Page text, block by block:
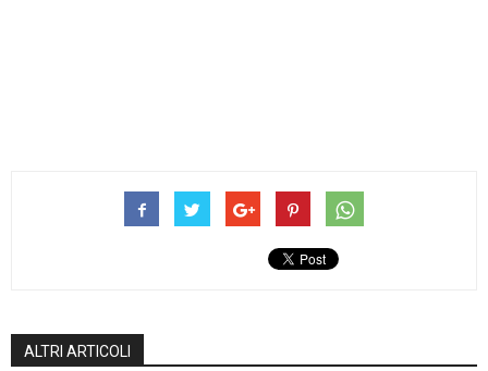
ALTRI ARTICOLI